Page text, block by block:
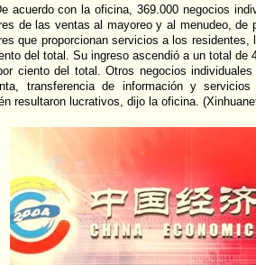
acuerdo con la oficina, 369.000 negocios
de las ventas al mayoreo y al menudeo, de
que proporcionan servicios a los residentes,
del total. Su ingreso ascendió a un total de
ciento del total. Otros negocios
transferencia de información y
resultaron lucrativos, dijo la oficina.